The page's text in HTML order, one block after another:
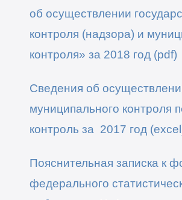
об осуществлении
контроля (надзора) и
контроля» за 2018 год (pdf)
Сведения об
муниципального контроля
контроль за 2017 год
Пояснительная записка к
федерального